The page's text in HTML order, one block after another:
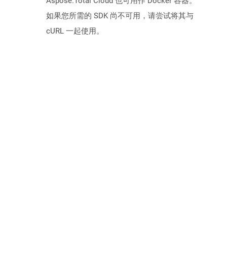
如果您所需的 SDK 尚不可用，请尝试将其与
cURL 一起使用。